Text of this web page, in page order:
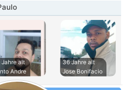
Jahre alt
Andre
36 Jahre alt
Jose Bonifacio